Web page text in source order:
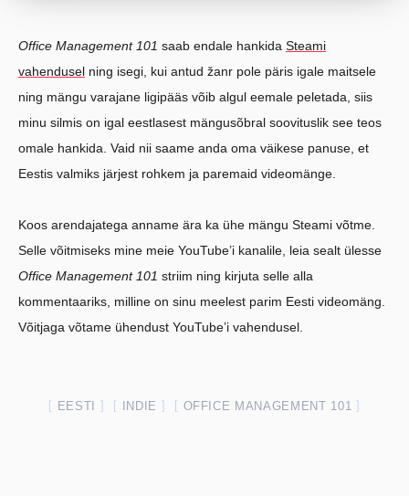
Office Management 101 saab endale hankida Steami
vahendusel ning isegi, kui antud žanr pole päris igale maitsele
ning mängu varajane ligipääs võib algul eemale peletada, siis
minu silmis on igal eestlasest mängusõbral soovituslik see teos
omale hankida. Vaid nii saame anda oma väikese panuse, et
Eestis valmiks järjest rohkem ja paremaid videomänge.
Koos arendajatega anname ära ka ühe mängu Steami võtme.
Selle võitmiseks mine meie YouTube’i kanalile, leia sealt ülesse
Office Management 101 striim ning kirjuta selle alla
kommentaariks, milline on sinu meelest parim Eesti videomäng.
Võitjaga võtame ühendust YouTube’i vahendusel.
EESTI INDIE OFFICE MANAGEMENT 101